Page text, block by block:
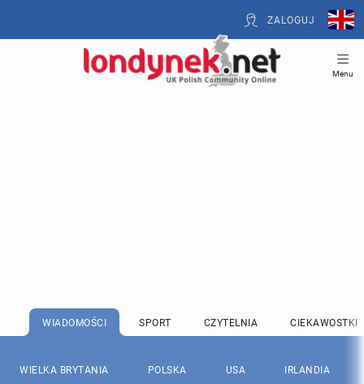
ZALOGUJ
Menu
WIADOMOŚCI SPORT CZYTELNIA CIEKAWOSTKI
WIELKA BRYTANIA POLSKA USA IRLANDIA